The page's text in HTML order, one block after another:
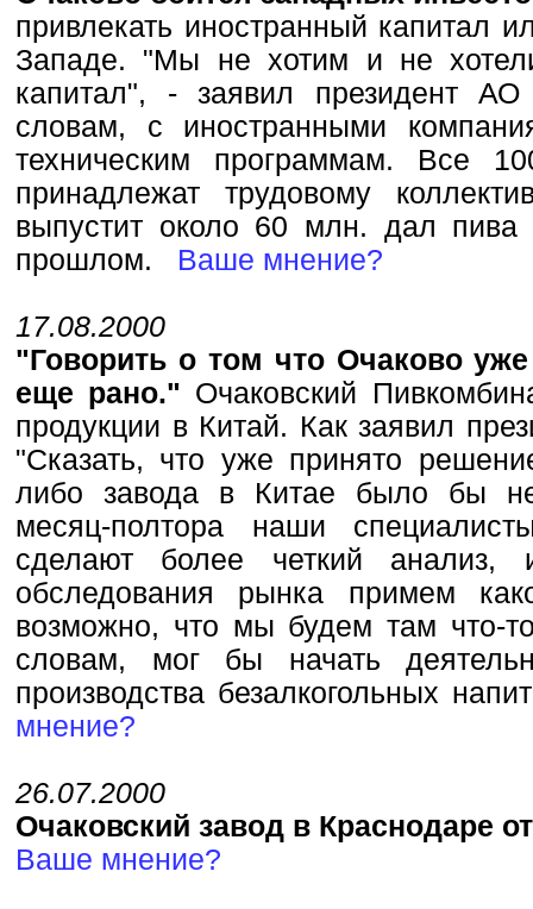
привлекать иностранный капитал
Западе. "Мы не хотим и не
капитал", - заявил президент
словам, с иностранными
техническим программам. Все
принадлежат трудовому
выпустит около 60 млн. дал
прошлом. Ваше мнение?
17.08.2000
"Говорить о том что Очаково
еще рано." Очаковский
продукции в Китай. Как заявил
"Сказать, что уже принято
либо завода в Китае было бы
месяц-полтора наши
сделают более четкий анализ,
обследования рынка примем
возможно, что мы будем там что-
словам, мог бы начать
производства безалкогольных
мнение?
26.07.2000
Очаковский завод в Краснодаре
Ваше мнение?